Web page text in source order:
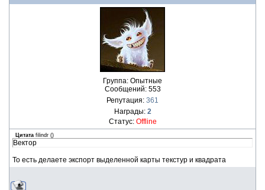
Группа: Опытные
Сообщений: 553
Репутация: 361
Награды: 2
Статус: Offline
Цитата filindr ()
Вектор
То есть делаете экспорт выделенной карты текстур и квадрата